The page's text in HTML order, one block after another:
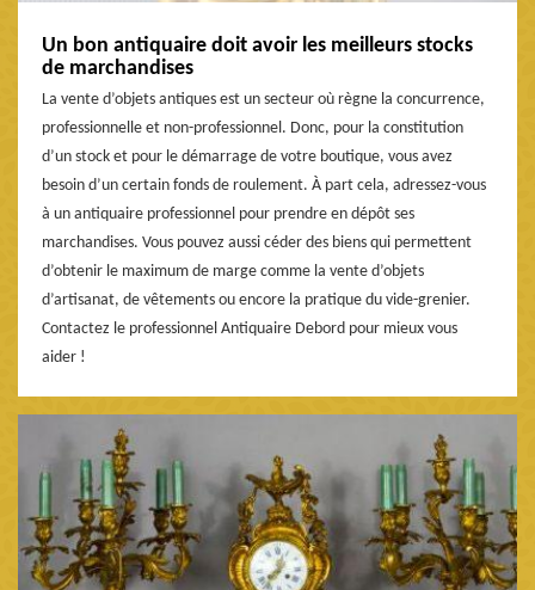
Un bon antiquaire doit avoir les meilleurs stocks
de marchandises
La vente d’objets antiques est un secteur où règne la concurrence,
professionnelle et non-professionnel. Donc, pour la constitution
d’un stock et pour le démarrage de votre boutique, vous avez
besoin d’un certain fonds de roulement. À part cela, adressez-vous
à un antiquaire professionnel pour prendre en dépôt ses
marchandises. Vous pouvez aussi céder des biens qui permettent
d’obtenir le maximum de marge comme la vente d’objets
d’artisanat, de vêtements ou encore la pratique du vide-grenier.
Contactez le professionnel Antiquaire Debord pour mieux vous
aider !